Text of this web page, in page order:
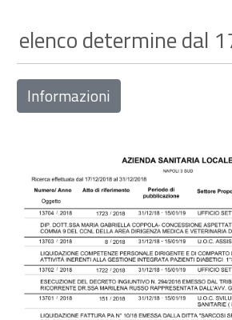
elenco determine dal
Informazioni